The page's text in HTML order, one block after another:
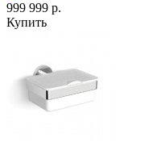
999 999 р.
Купить